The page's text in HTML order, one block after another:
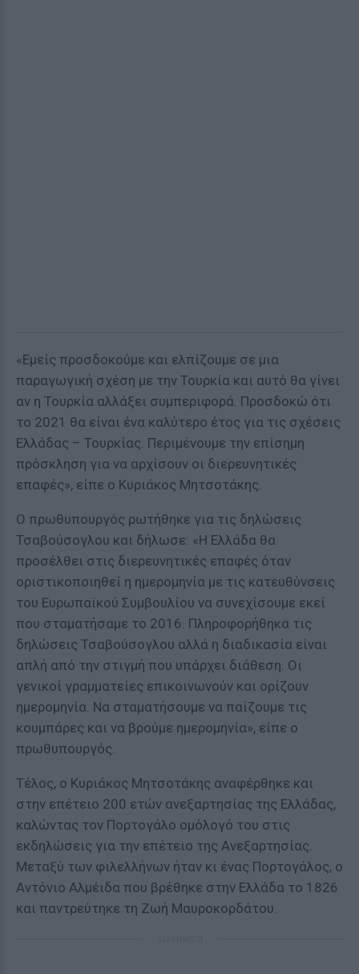
«Εμείς προσδοκούμε και ελπίζουμε σε μια
παραγωγική σχέση με την Τουρκία και αυτό θα γίνει
αν η Τουρκία αλλάξει συμπεριφορά. Προσδοκώ ότι
το 2021 θα είναι ένα καλύτερο έτος για τις σχέσεις
Ελλάδας – Τουρκίας. Περιμένουμε την επίσημη
πρόσκληση για να αρχίσουν οι διερευνητικές
επαφές», είπε ο Κυριάκος Μητσοτάκης.
Ο πρωθυπουργός ρωτήθηκε για τις δηλώσεις
Τσαβούσογλου και δήλωσε: «Η Ελλάδα θα
προσέλθει στις διερευνητικές επαφές όταν
οριστικοποιηθεί η ημερομηνία με τις κατευθύνσεις
του Ευρωπαϊκού Συμβουλίου να συνεχίσουμε εκεί
που σταματήσαμε το 2016. Πληροφορήθηκα τις
δηλώσεις Τσαβούσογλου αλλά η διαδικασία είναι
απλή από την στιγμή που υπάρχει διάθεση. Οι
γενικοί γραμματείες επικοινωνούν και ορίζουν
ημερομηνία. Να σταματήσουμε να παίζουμε τις
κουμπάρες και να βρούμε ημερομηνία», είπε ο
πρωθυπουργός.
Τέλος, ο Κυριάκος Μητσοτάκης αναφέρθηκε και
στην επέτειο 200 ετών ανεξαρτησίας της Ελλάδας,
καλώντας τον Πορτογάλο ομόλογό του στις
εκδηλώσεις για την επέτειο της Ανεξαρτησίας.
Μεταξύ των φιλελλήνων ήταν κι ένας Πορτογάλος, ο
Αντόνιο Αλμέιδα που βρέθηκε στην Ελλάδα το 1826
και παντρεύτηκε τη Ζωή Μαυροκορδάτου.